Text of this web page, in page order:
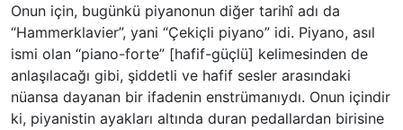
Onun için, bugünkü piyanonun diğer tarihî adı da
“Hammerklavier”, yani “Çekiçli piyano” idi. Piyano, asıl
ismi olan “piano-forte” [hafif-güçlü] kelimesinden de
anlaşılacağı gibi, şiddetli ve hafif sesler arasındaki
nüansa dayanan bir ifadenin enstrümanıydı. Onun içindir
ki, piyanistin ayakları altında duran pedallardan birisine